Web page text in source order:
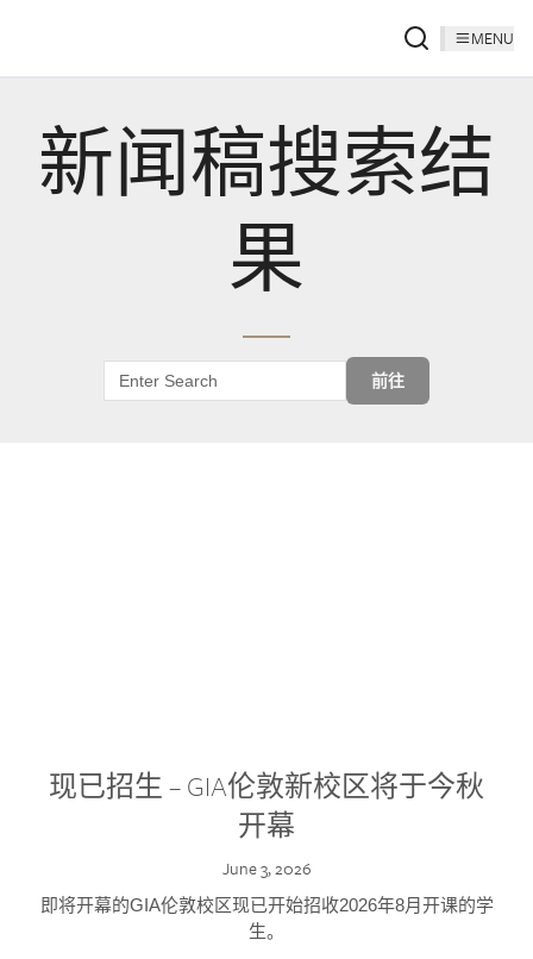
MENU
新闻稿搜索结
果
前往
现已招生 – GIA伦敦新校区将于今秋
开幕
June 3, 2026
即将开幕的GIA伦敦校区现已开始招收2026年8月开课的学
生。